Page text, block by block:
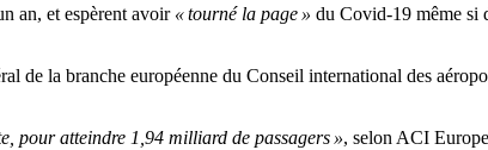
an, et espèrent avoir « tourné la page » du Covid-19 même si
de la branche européenne du Conseil international des
pour atteindre 1,94 milliard de passagers », selon ACI